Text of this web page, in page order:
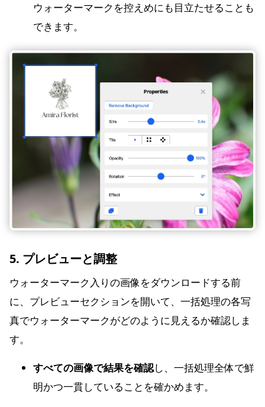
ウォーターマークを控えめにも目立たせることも
できます。
5. プレビューと調整
ウォーターマーク入りの画像をダウンロードする前
に、プレビューセクションを開いて、一括処理の各写
真でウォーターマークがどのように見えるか確認しま
す。
すべての画像で結果を確認し、一括処理全体で鮮
明かつ一貫していることを確かめます。